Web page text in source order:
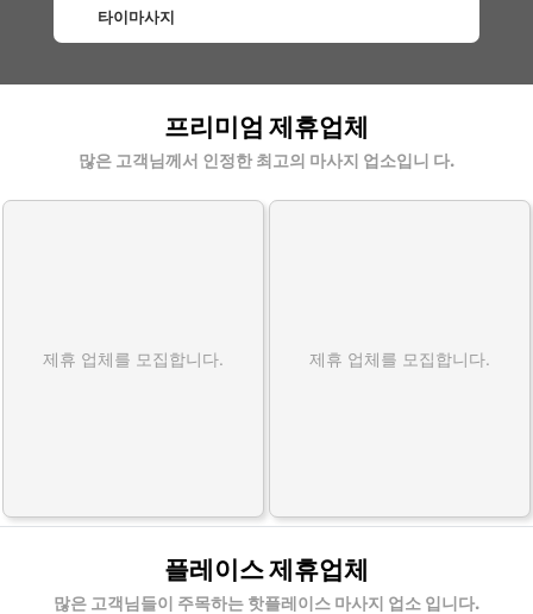
타이마사지
프리미엄 제휴업체
많은 고객님께서 인정한 최고의 마사지 업소입니 다.
제휴 업체를 모집합니다. 제휴 업체를 모집합니다.
플레이스 제휴업체
많은 고객님들이 주목하는 핫플레이스 마사지 업소 입니다.